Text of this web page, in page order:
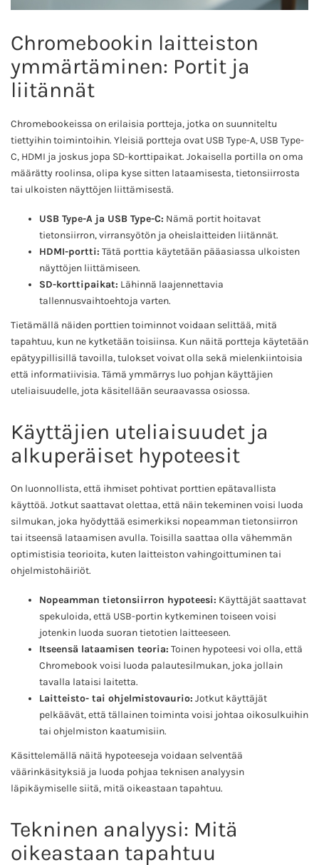
Chromebookin laitteiston
ymmärtäminen: Portit ja
liitännät
Chromebookeissa on erilaisia portteja, jotka on suunniteltu
tiettyihin toimintoihin. Yleisiä portteja ovat USB Type-A, USB Type-
C, HDMI ja joskus jopa SD-korttipaikat. Jokaisella portilla on oma
määrätty roolinsa, olipa kyse sitten lataamisesta, tietonsiirrosta
tai ulkoisten näyttöjen liittämisestä.
USB Type-A ja USB Type-C: Nämä portit hoitavat
tietonsiirron, virransyötön ja oheislaitteiden liitännät.
HDMI-portti: Tätä porttia käytetään pääasiassa ulkoisten
näyttöjen liittämiseen.
SD-korttipaikat: Lähinnä laajennettavia
tallennusvaihtoehtoja varten.
Tietämällä näiden porttien toiminnot voidaan selittää, mitä
tapahtuu, kun ne kytketään toisiinsa. Kun näitä portteja käytetään
epätyypillisillä tavoilla, tulokset voivat olla sekä mielenkiintoisia
että informatiivisia. Tämä ymmärrys luo pohjan käyttäjien
uteliaisuudelle, jota käsitellään seuraavassa osiossa.
Käyttäjien uteliaisuudet ja
alkuperäiset hypoteesit
On luonnollista, että ihmiset pohtivat porttien epätavallista
käyttöä. Jotkut saattavat olettaa, että näin tekeminen voisi luoda
silmukan, joka hyödyttää esimerkiksi nopeamman tietonsiirron
tai itseensä lataamisen avulla. Toisilla saattaa olla vähemmän
optimistisia teorioita, kuten laitteiston vahingoittuminen tai
ohjelmistohäiriöt.
Nopeamman tietonsiirron hypoteesi: Käyttäjät saattavat
spekuloida, että USB-portin kytkeminen toiseen voisi
jotenkin luoda suoran tietotien laitteeseen.
Itseensä lataamisen teoria: Toinen hypoteesi voi olla, että
Chromebook voisi luoda palautesilmukan, joka jollain
tavalla lataisi laitetta.
Laitteisto- tai ohjelmistovaurio: Jotkut käyttäjät
pelkäävät, että tällainen toiminta voisi johtaa oikosulkuihin
tai ohjelmiston kaatumisiin.
Käsittelemällä näitä hypoteeseja voidaan selventää
väärinkäsityksiä ja luoda pohjaa teknisen analyysin
läpikäymiselle siitä, mitä oikeastaan tapahtuu.
Tekninen analyysi: Mitä
oikeastaan tapahtuu